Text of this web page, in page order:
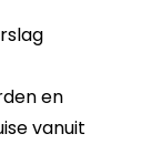
en
vanuit